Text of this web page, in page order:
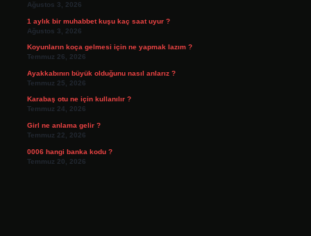
Ağustos 3, 2026
1 aylık bir muhabbet kuşu kaç saat uyur ?
Ağustos 3, 2026
Koyunların koça gelmesi için ne yapmak lazım ?
Temmuz 26, 2026
Ayakkabının büyük olduğunu nasıl anlarız ?
Temmuz 25, 2026
Karabaş otu ne için kullanılır ?
Temmuz 24, 2026
Girl ne anlama gelir ?
Temmuz 22, 2026
0006 hangi banka kodu ?
Temmuz 20, 2026